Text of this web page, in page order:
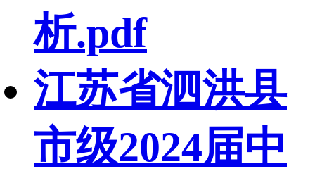
析.pdf
江苏省泗洪县
市级2024届中